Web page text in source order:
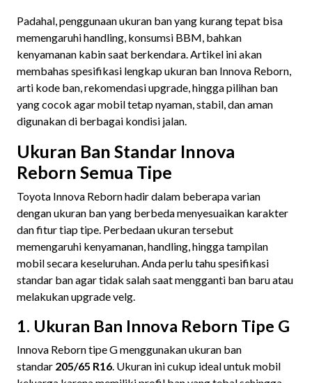
Padahal, penggunaan ukuran ban yang kurang tepat bisa
memengaruhi handling, konsumsi BBM, bahkan
kenyamanan kabin saat berkendara. Artikel ini akan
membahas spesifikasi lengkap ukuran ban Innova Reborn,
arti kode ban, rekomendasi upgrade, hingga pilihan ban
yang cocok agar mobil tetap nyaman, stabil, dan aman
digunakan di berbagai kondisi jalan.
Ukuran Ban Standar Innova
Reborn Semua Tipe
Toyota Innova Reborn hadir dalam beberapa varian
dengan ukuran ban yang berbeda menyesuaikan karakter
dan fitur tiap tipe. Perbedaan ukuran tersebut
memengaruhi kenyamanan, handling, hingga tampilan
mobil secara keseluruhan. Anda perlu tahu spesifikasi
standar ban agar tidak salah saat mengganti ban baru atau
melakukan upgrade velg.
1. Ukuran Ban Innova Reborn Tipe G
Innova Reborn tipe G menggunakan ukuran ban
standar 205/65 R16 . Ukuran ini cukup ideal untuk mobil